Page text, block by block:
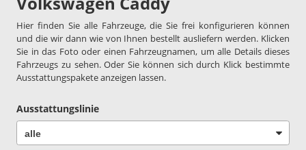
Hier finden Sie alle Fahrzeuge, die Sie frei konfigurieren können
und die wir dann wie von Ihnen bestellt ausliefern werden. Klicken
Sie in das Foto oder einen Fahrzeugnamen, um alle Details dieses
Fahrzeugs zu sehen. Oder Sie können sich durch Klick bestimmte
Ausstattungspakete anzeigen lassen.
Ausstattungslinie